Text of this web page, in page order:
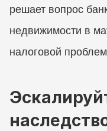
решает вопрос
недвижимости в
налоговой